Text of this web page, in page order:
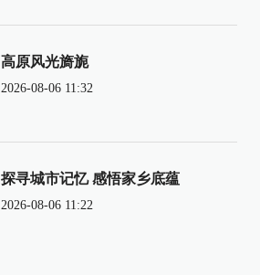
高原风光旖旎
2026-08-06 11:32
探寻城市记忆 感悟家乡底蕴
2026-08-06 11:22